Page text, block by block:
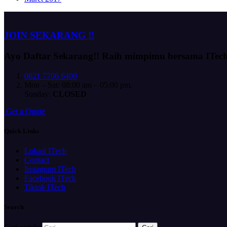
JOIN SEKARANG !!
Ayo Daftar Sekarang!! Raih mimpimu bersama
0821 7706 6400
Mon – Sat: 08:00 am – 05:00 pm,
Sunday: CLOSED
Get a Quote
Quick Links
Lokasi ITech
Contact
Instagram ITech
Facebook ITech
Tiktok ITech
Search